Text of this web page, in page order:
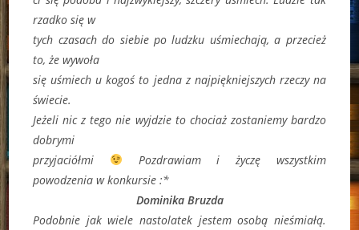
rzadko się w
tych czasach do siebie po ludzku uśmiechają, a przecież
to, że wywoła
się uśmiech u kogoś to jedna z najpiękniejszych rzeczy na
świecie.
Jeżeli nic z tego nie wyjdzie to chociaż zostaniemy bardzo
dobrymi
przyjaciółmi
Pozdrawiam i życzę wszystkim
powodzenia w konkursie :*
Dominika Bruzda
Podobnie jak wiele nastolatek jestem osobą nieśmiałą.